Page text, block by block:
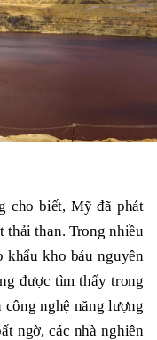
cho biết, Mỹ đã phát
thải than. Trong nhiều
khẩu kho báu nguyên
được tìm thấy trong
nghệ năng lượng
ngờ, các nhà nghiên